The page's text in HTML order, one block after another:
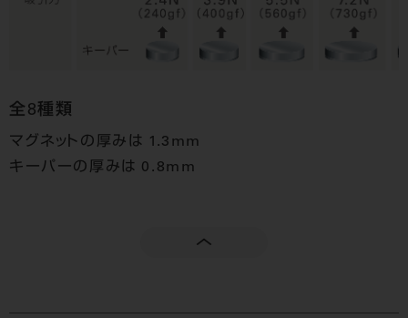
全8種類
マグネットの厚みは 1.3mm
キーパーの厚みは 0.8mm